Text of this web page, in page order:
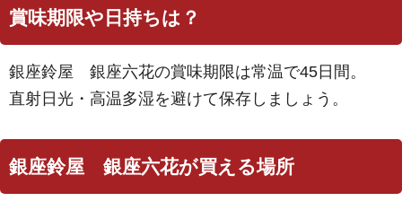
賞味期限や日持ちは？
銀座鈴屋 銀座六花の賞味期限は常温で45日間。
直射日光・高温多湿を避けて保存しましょう。
銀座鈴屋 銀座六花が買える場所